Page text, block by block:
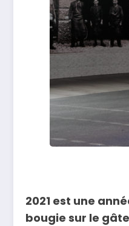
2021 est une
bougie sur le